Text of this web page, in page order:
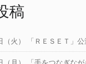
稿
（火） 「ＲＥＳＥＴ」